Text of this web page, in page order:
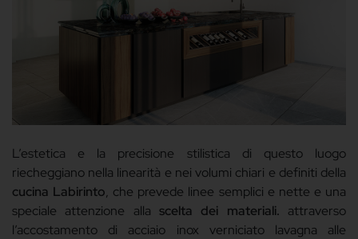
L’estetica e la precisione stilistica di questo luogo
riecheggiano nella linearità e nei volumi chiari e definiti della
cucina Labirinto, che prevede linee semplici e nette e una
speciale attenzione alla scelta dei materiali. attraverso
l’accostamento di acciaio inox verniciato lavagna alle